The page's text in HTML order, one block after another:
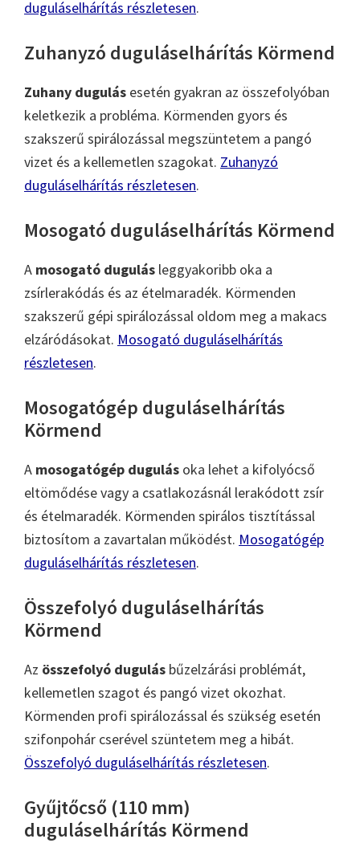
duguláselhárítás részletesen.
Zuhanyzó duguláselhárítás Körmend
Zuhany dugulás esetén gyakran az összefolyóban
keletkezik a probléma. Körmenden gyors és
szakszerű spirálozással megszüntetem a pangó
vizet és a kellemetlen szagokat. Zuhanyzó
duguláselhárítás részletesen.
Mosogató duguláselhárítás Körmend
A mosogató dugulás leggyakoribb oka a
zsírlerakódás és az ételmaradék. Körmenden
szakszerű gépi spirálozással oldom meg a makacs
elzáródásokat. Mosogató duguláselhárítás
részletesen.
Mosogatógép duguláselhárítás
Körmend
A mosogatógép dugulás oka lehet a kifolyócső
eltömődése vagy a csatlakozásnál lerakódott zsír
és ételmaradék. Körmenden spirálos tisztítással
biztosítom a zavartalan működést. Mosogatógép
duguláselhárítás részletesen.
Összefolyó duguláselhárítás
Körmend
Az összefolyó dugulás bűzelzárási problémát,
kellemetlen szagot és pangó vizet okozhat.
Körmenden profi spirálozással és szükség esetén
szifonpohár cserével szüntetem meg a hibát.
Összefolyó duguláselhárítás részletesen.
Gyűjtőcső (110 mm)
duguláselhárítás Körmend